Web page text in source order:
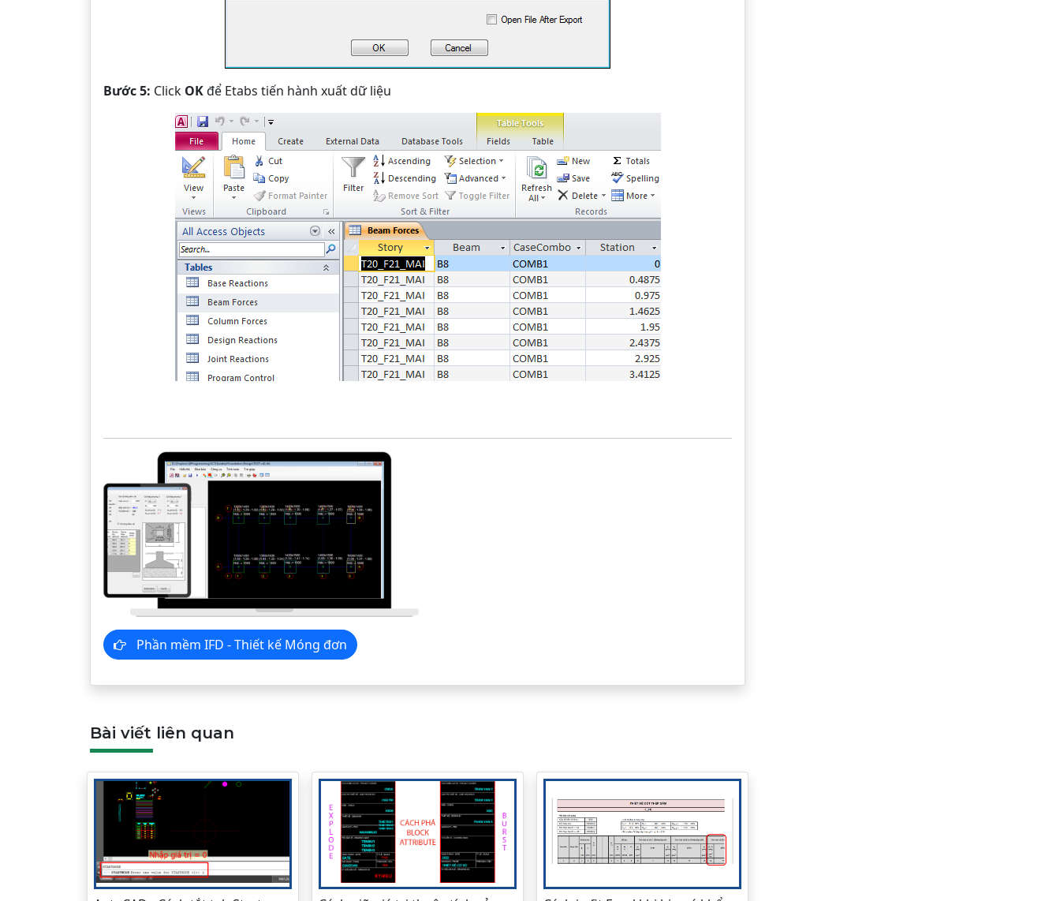
Bước 5: Click OKđể Etabs tiến hành xuất dữ liệu
Phần mềm IFD - Thiết kế Móng đơn
Bài viết liên quan